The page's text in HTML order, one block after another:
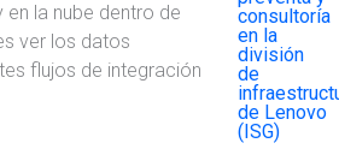
en la nube dentro de
ver los datos
flujos de integración